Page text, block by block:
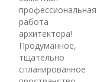
профессиональная
работа
архитектора!
Продуманное,
тщательно
спланированное